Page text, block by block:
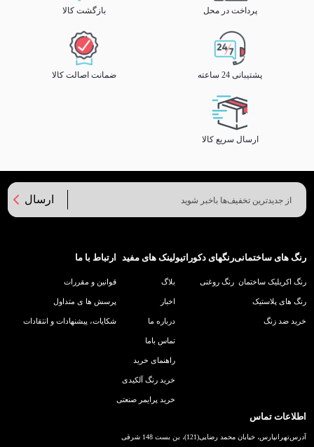
پرداخت در محل بازگشت کالا
پشتیبانی 24 ساعته ضمانت اصالت کالا
ارسال سریع کالا
ارسال
رنگ های ساختمانی
رنگ اکریلیک ساختمان
رنگ های پلاستیک
خرید ضد زنگ
رنگهای دکوراتیو
رنگ روغنی
لینک های مفید
بلاگ
اخبار
درباره ما
تماس باما
راهنمای خرید
خرید رنگ آلکیدی
خرید پرایمر صنعتی
ارتباط با ما
قوانین و مقررات
پرسش ها ی متداول
شکایات، پیشنهادات و انتقادات
اطلاعات تماس
آدرستهرانپارس، خیابان محمد رضایی(121)، بن بست 148 شرقی